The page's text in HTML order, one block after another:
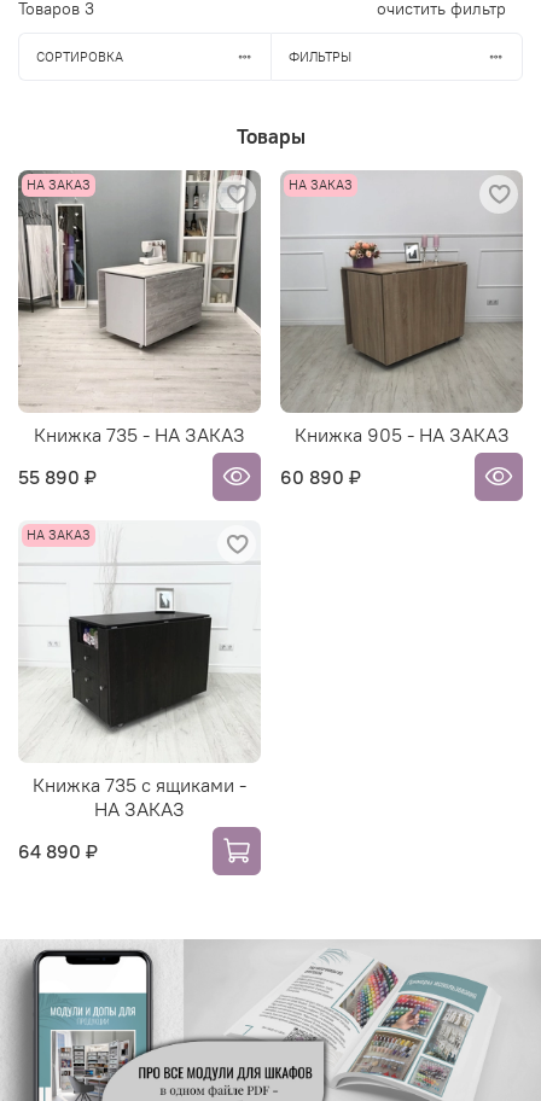
Товаров 3 очистить фильтр
СОРТИРОВКА ФИЛЬТРЫ
Товары
НА ЗАКАЗ
Книжка 735 - НА ЗАКАЗ
55 890 ₽
НА ЗАКАЗ
Книжка 905 - НА ЗАКАЗ
60 890 ₽
НА ЗАКАЗ
Книжка 735 с ящиками -
НА ЗАКАЗ
64 890 ₽